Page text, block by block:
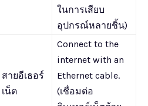
ในการเสียบ
อุปกรณ์หลายชิ้น)
สายอีเธอร์
เน็ต
Connect to the
internet with an
Ethernet cable.
(เชื่อมต่อ